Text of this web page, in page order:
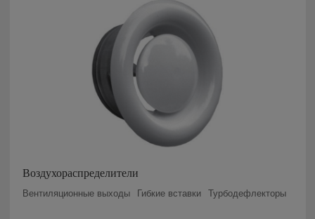
Воздухораспределители
Вентиляционные выходы Гибкие вставки Турбодефлекторы